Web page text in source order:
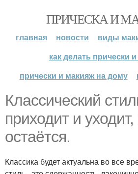
ПРИЧЕСКА И
главная новости
виды
как делать прически
прически и макияж на дому
Классический
приходит и
остаётся.
Классика будет актуальна во все